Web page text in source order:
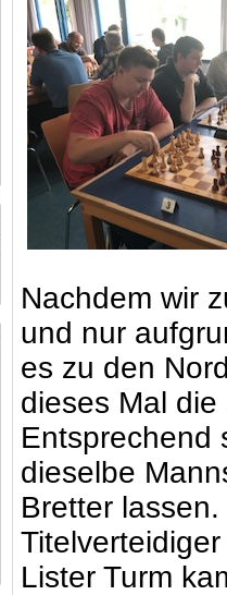
Nachdem wir
und nur
es zu den
dieses Mal
Entsprechend
dieselbe
Bretter
Lister Turm